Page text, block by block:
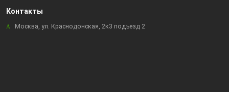
Контакты
Москва, ул. Краснодонская, 2к3 подъезд 2